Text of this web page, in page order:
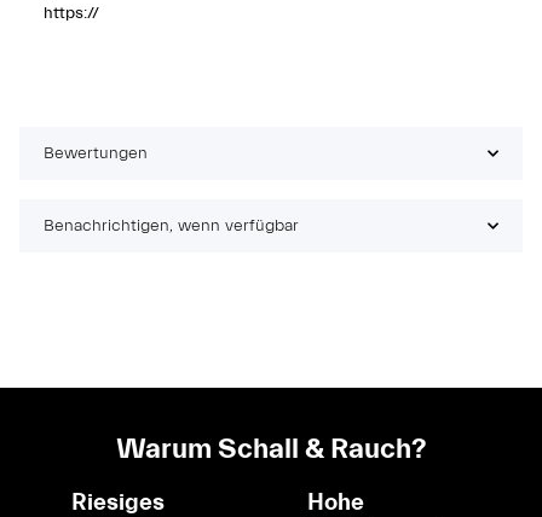
https://
Bewertungen
Benachrichtigen, wenn verfügbar
Warum Schall & Rauch?
Riesiges
Hohe